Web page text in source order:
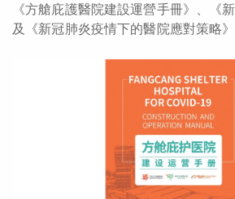
《方艙庇護醫院建設運營手冊》、《
及《新冠肺炎疫情下的醫院應對策略